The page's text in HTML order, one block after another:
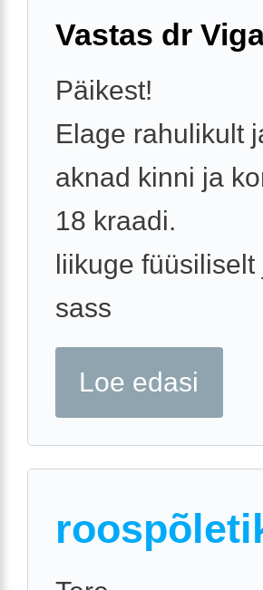
Vastas dr
Päikest!
Elage rahulikult
aknad kinni ja
18 kraadi.
liikuge
sass
Loe edasi